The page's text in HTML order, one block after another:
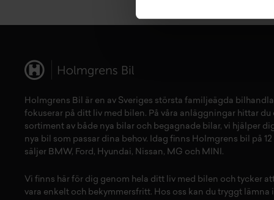
Holmgrens Bil är en av Sveriges största familjeägda
fokuserar på ditt liv med bilen. På våra anläggningar hittar du
sortiment av både nya bilar och begagnade bilar, vi hjälper
nya bil som passar dina behov. Idag finns Holmgrens bil på
säljer BMW, Ford, Hyundai, Nissan , MG och MINI.
Vi finns här för dig genom hela ditt liv med bilen och tycker
vara enkelt och bekymmersfritt. Hos oss kan du tryggt lämna